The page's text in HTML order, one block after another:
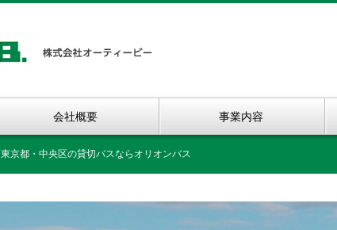
会社概要 事業内容
東京都・中央区の貸切バスならオリオンバス